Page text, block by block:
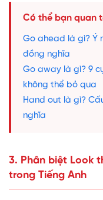
Có thể bạn quan
Go ahead là gì? Ý
đồng nghĩa
Go away là gì? 9
không thể bỏ qua
Hand out là gì?
nghĩa
3. Phân biệt Look
trong Tiếng Anh